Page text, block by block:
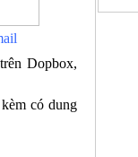
Dopbox,
có dung